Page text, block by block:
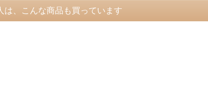
は、こんな商品も買っています